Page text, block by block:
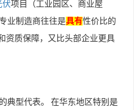
伏项目（工业园区、商业屋
业制造商往往是具有性价比的
资质保障，又比头部企业更具
典型代表。
在华东地区特别是